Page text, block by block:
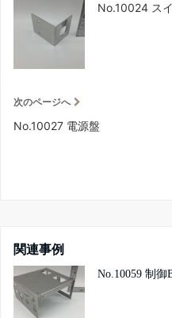
No.10024 ス
次のページへ
No.10027 電源盤
関連事例
No.10059 制御